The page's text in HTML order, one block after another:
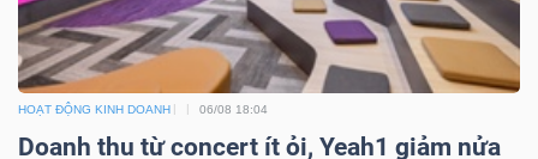
HOẠT ĐỘNG KINH DOANH 06/08 18:04
Doanh thu từ concert ít ỏi, Yeah1 giảm nửa
Thuật
ngữ
(-)